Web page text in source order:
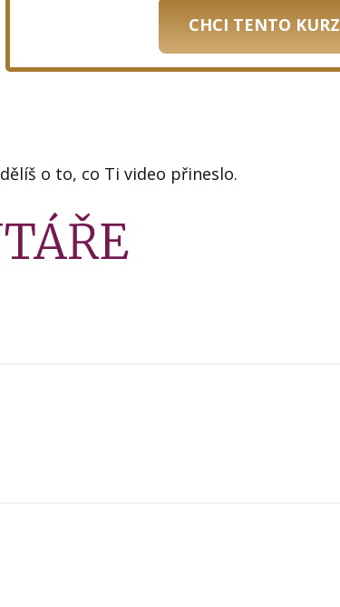
CHCI TENTO KURZ
o to, co Ti video přineslo.